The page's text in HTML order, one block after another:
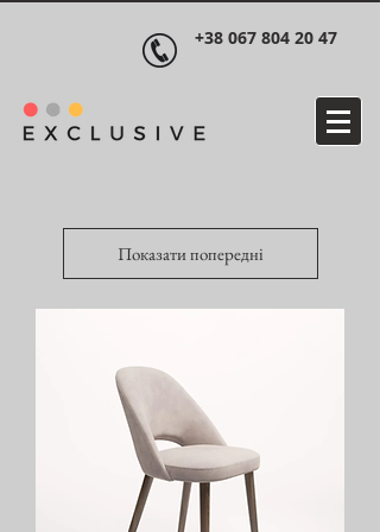
+38 067 804 20 47
Показати попередні